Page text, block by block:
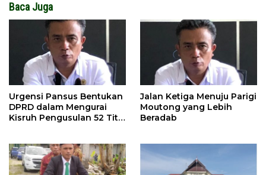
Baca Juga
Urgensi Pansus Bentukan
DPRD dalam Mengurai
Kisruh Pengusulan 52 Titik
Jalan Ketiga Menuju Parigi
Moutong yang Lebih
Beradab